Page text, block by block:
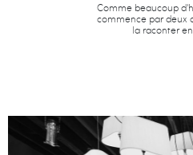
Comme beaucoup
commence par deux
la raconter